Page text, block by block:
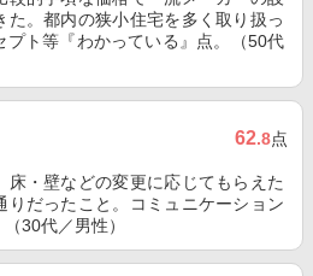
た。都内の狭小住宅を多く取り扱っ
プト等『わかっている』点。（50代
62.8点
床・壁などの変更に応じてもらえた
りだったこと。コミュニケーション
30代／男性）